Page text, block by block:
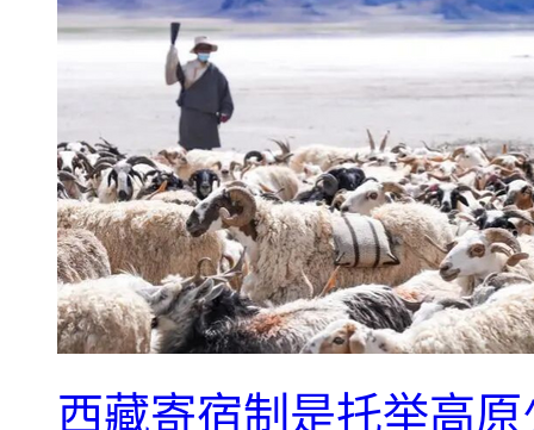
西藏寄宿制是托举高